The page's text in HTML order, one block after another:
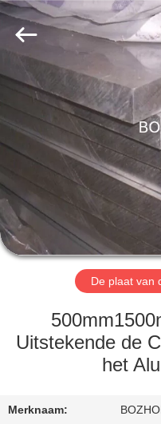
HUIS
PRODUCTEN
ONGEVEER
ONS
CONTACTEER
Leverancier.
Copyright
2020
sssteelplate.com.
All
Rights
Reserved.
De plaat van
Uitstekende de
het
Merknaam: